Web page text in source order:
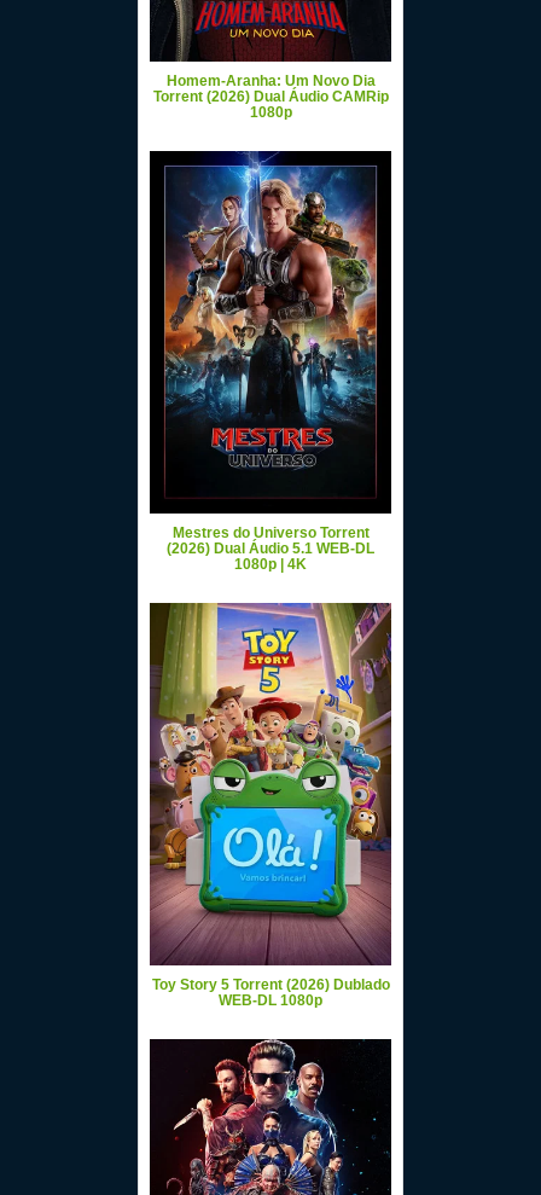
Homem-Aranha: Um Novo Dia
Torrent (2026) Dual Áudio CAMRip
1080p
Mestres do Universo Torrent
(2026) Dual Áudio 5.1 WEB-DL
1080p | 4K
Toy Story 5 Torrent (2026) Dublado
WEB-DL 1080p